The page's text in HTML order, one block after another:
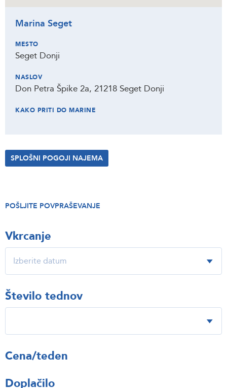
Marina Seget
MESTO
Seget Donji
NASLOV
Don Petra Špike 2a, 21218 Seget Donji
KAKO PRITI DO MARINE
SPLOŠNI POGOJI NAJEMA
POŠLJITE POVPRAŠEVANJE
Vkrcanje
Število tednov
Cena/teden
Doplačilo